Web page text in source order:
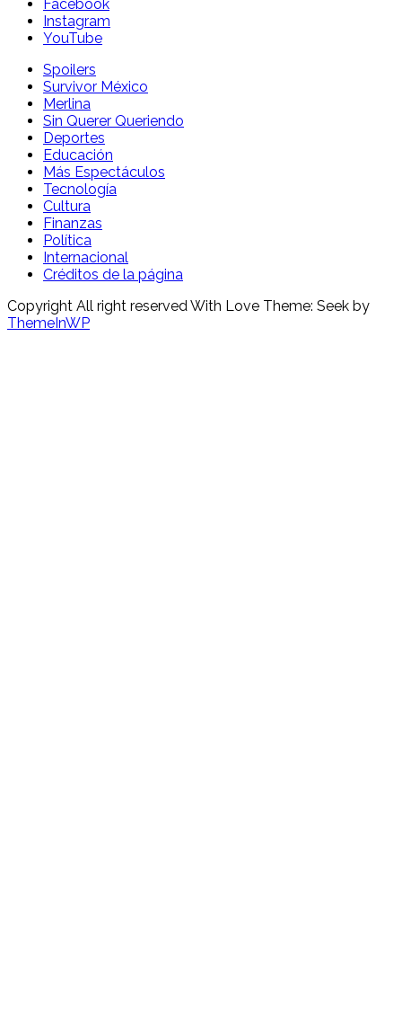
Facebook
Instagram
YouTube
Spoilers
Survivor México
Merlina
Sin Querer Queriendo
Deportes
Educación
Más Espectáculos
Tecnología
Cultura
Finanzas
Política
Internacional
Créditos de la página
Copyright All right reserved With Love Theme: Seek by
ThemeInWP